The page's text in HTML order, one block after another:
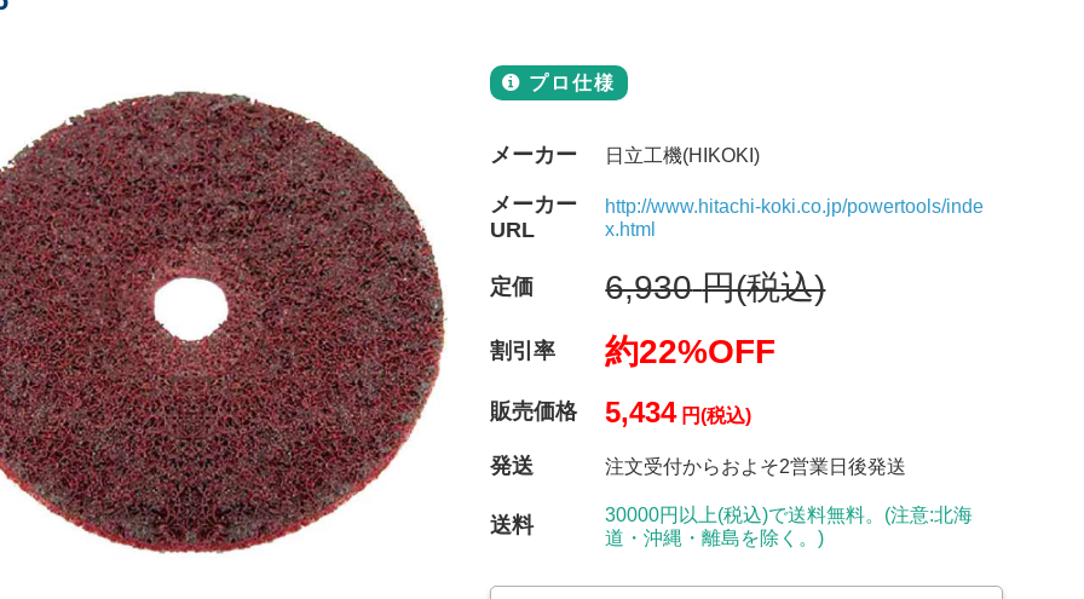
プロ仕様
メーカー 日立工機(HIKOKI)
メーカー
URL
http://www.hitachi-koki.co.jp/powertools/inde
x.html
定価 6,930 円(税込)
割引率 約22%OFF
販売価格 5,434 円(税込)
発送 注文受付からおよそ2営業日後発送
送料
30000円以上(税込)で送料無料。(注意:北海
道・沖縄・離島を除く。)